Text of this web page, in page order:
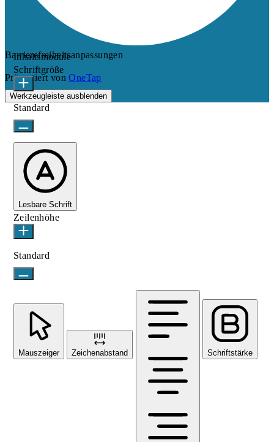
Barrierefreiheitsanpassungen
Präsentiert vonOneTap
Werkzeugleiste ausblenden
Inhaltsmodule
Schriftgröße
Standard
Lesbare Schrift
Zeilenhöhe
Standard
Mauszeiger Zeichenabstand Schriftstärke